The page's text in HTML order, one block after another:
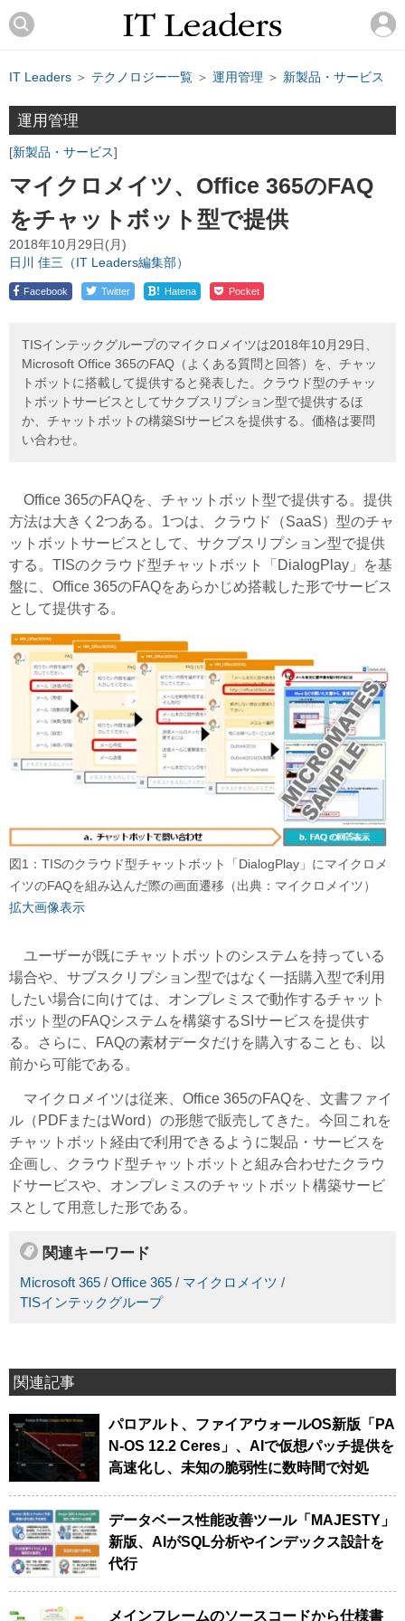
IT Leaders ＞ テクノロジー一覧 ＞ 運用管理 ＞ 新製品・サービス
運用管理
新製品・サービス
マイクロメイツ、Office 365のFAQ
をチャットボット型で提供
2018年10月29日(月)
日川 佳三（IT Leaders編集部）
Facebook Twitter ! Hatena Pocket
TISインテックグループのマイクロメイツは2018年10月29日、
Microsoft Office 365のFAQ（よくある質問と回答）を、チャッ
トボットに搭載して提供すると発表した。クラウド型のチャッ
トボットサービスとしてサクブスリプション型で提供するほ
か、チャットボットの構築SIサービスを提供する。価格は要問
い合わせ。
Office 365のFAQを、チャットボット型で提供する。提供
方法は大きく2つある。1つは、クラウド（SaaS）型のチャ
ットボットサービスとして、サクブスリプション型で提供
する。TISのクラウド型チャットボット「DialogPlay」を基
盤に、Office 365のFAQをあらかじめ搭載した形でサービス
として提供する。
図1：TISのクラウド型チャットボット「DialogPlay」にマイクロメ
イツのFAQを組み込んだ際の画面遷移（出典：マイクロメイツ）
拡大画像表示
ユーザーが既にチャットボットのシステムを持っている
場合や、サブスクリプション型ではなく一括購入型で利用
したい場合に向けては、オンプレミスで動作するチャット
ボット型のFAQシステムを構築するSIサービスを提供す
る。さらに、FAQの素材データだけを購入することも、以
前から可能である。
マイクロメイツは従来、Office 365のFAQを、文書ファイ
ル（PDFまたはWord）の形態で販売してきた。今回これを
チャットボット経由で利用できるように製品・サービスを
企画し、クラウド型チャットボットと組み合わせたクラウ
ドサービスや、オンプレミスのチャットボット構築サービ
スとして用意した形である。
関連キーワード
Microsoft 365 / Office 365 / マイクロメイツ /
TISインテックグループ
関連記事
パロアルト、ファイアウォールOS新版「PA
N-OS 12.2 Ceres」、AIで仮想パッチ提供を
高速化し、未知の脆弱性に数時間で対処
データベース性能改善ツール「MAJESTY」
新版、AIがSQL分析やインデックス設計を
代行
メインフレームのソースコードから仕様書